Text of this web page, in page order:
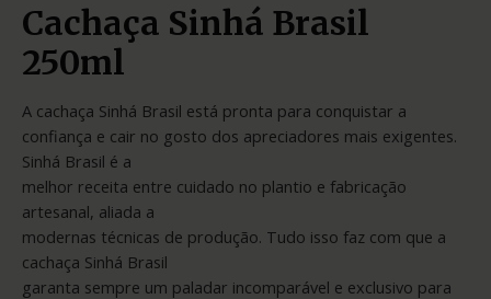
Cachaça Sinhá Brasil
250ml
A cachaça Sinhá Brasil está pronta para conquistar a
confiança e cair no gosto dos apreciadores mais exigentes.
Sinhá Brasil é a
melhor receita entre cuidado no plantio e fabricação
artesanal, aliada a
modernas técnicas de produção. Tudo isso faz com que a
cachaça Sinhá Brasil
garanta sempre um paladar incomparável e exclusivo para